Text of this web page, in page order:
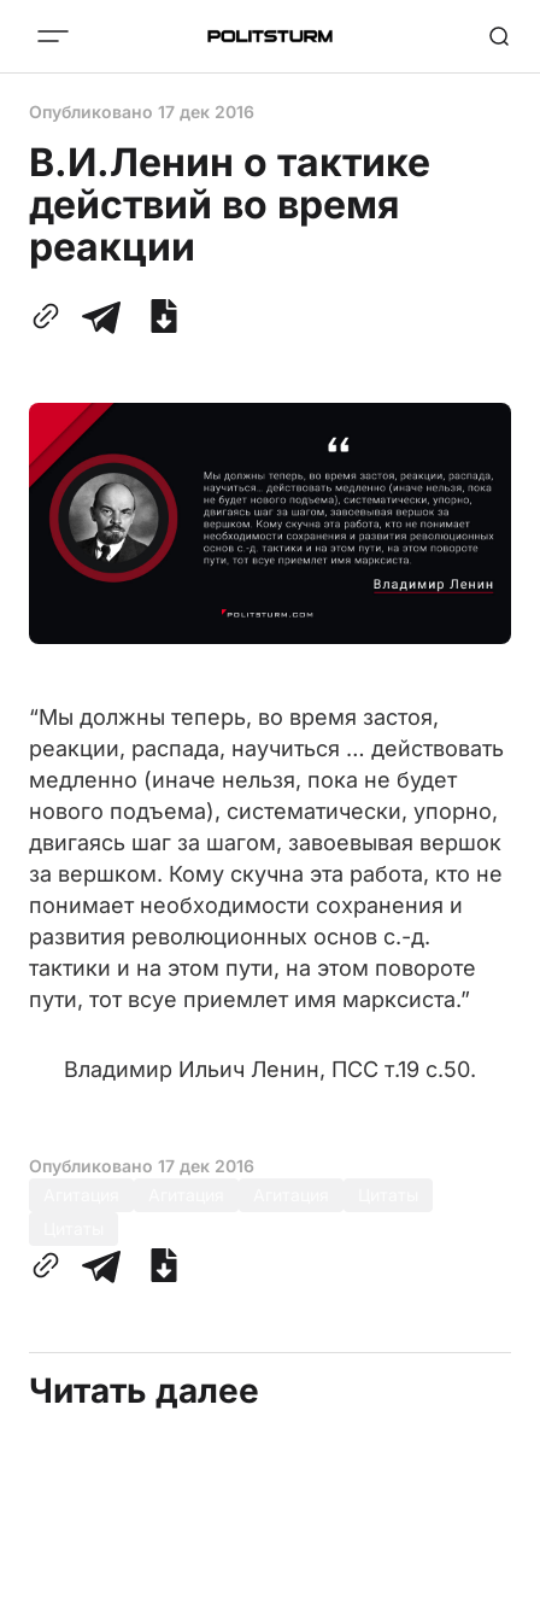
Опубликовано 17 дек 2016
В.И.Ленин о тактике
действий во время
реакции
“Мы должны теперь, во время застоя,
реакции, распада, научиться … действовать
медленно (иначе нельзя, пока не будет
нового подъема), систематически, упорно,
двигаясь шаг за шагом, завоевывая вершок
за вершком. Кому скучна эта работа, кто не
понимает необходимости сохранения и
развития революционных основ с.-д.
тактики и на этом пути, на этом повороте
пути, тот всуе приемлет имя марксиста.”
Владимир Ильич Ленин, ПСС т.19 с.50.
Опубликовано 17 дек 2016
Читать далее